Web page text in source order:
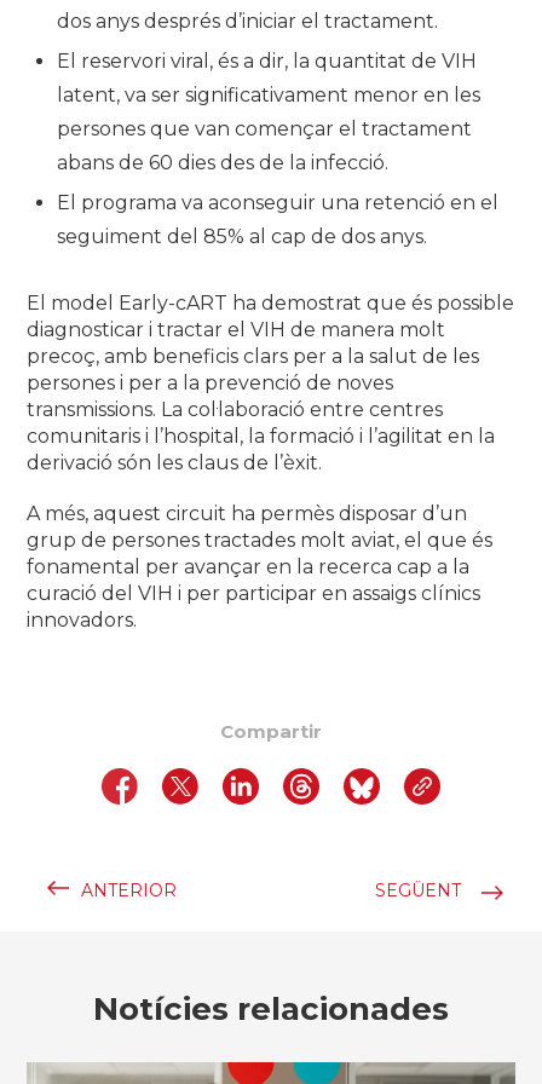
dos anys després d’iniciar el tractament.
El reservori viral, és a dir, la quantitat de VIH
latent, va ser significativament menor en les
persones que van començar el tractament
abans de 60 dies des de la infecció.
El programa va aconseguir una retenció en el
seguiment del 85% al cap de dos anys.
El model Early-cART ha demostrat que és possible
diagnosticar i tractar el VIH de manera molt
precoç, amb beneficis clars per a la salut de les
persones i per a la prevenció de noves
transmissions. La col·laboració entre centres
comunitaris i l’hospital, la formació i l’agilitat en la
derivació són les claus de l’èxit.
A més, aquest circuit ha permès disposar d’un
grup de persones tractades molt aviat, el que és
fonamental per avançar en la recerca cap a la
curació del VIH i per participar en assaigs clínics
innovadors.
Compartir
ANTERIOR SEGÜENT
Notícies relacionades